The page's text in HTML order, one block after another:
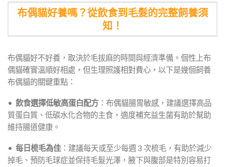
布偶貓好養嗎？從飲食到毛髮的完整飼養須
知！
布偶貓好不好養，取決於毛拔麻的時間與經濟準備。個性上布
偶貓確實溫順好相處，但生理照護相對費心，以下是幾個飼養
布偶貓的關鍵重點：
• 飲食選擇低敏高蛋白配方 ：布偶貓腸胃敏感，建議選擇高品
質蛋白質、低碳水化合物的主食，適度補充益生菌有助於幫助
維持腸道健康。
• 每日梳毛為佳 ：建議每天或至少每週 3 次梳毛，有助於減少
掉毛、預防毛球症並保持毛髮光澤，腋下與腹部是特別容易打